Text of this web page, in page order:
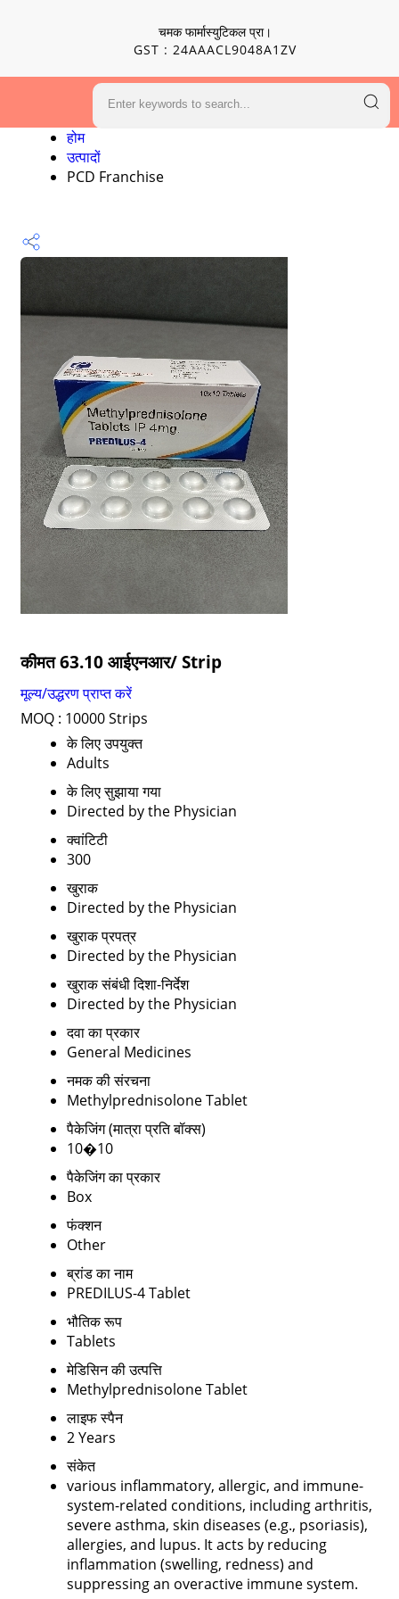
चमक फार्मास्युटिकल प्रा।
GST : 24AAACL9048A1ZV
होम
उत्पादों
PCD Franchise
कीमत 63.10 आईएनआर/ Strip
मूल्य/उद्धरण प्राप्त करें
MOQ : 10000 Strips
के लिए उपयुक्त
Adults
के लिए सुझाया गया
Directed by the Physician
क्वांटिटी
300
खुराक
Directed by the Physician
खुराक प्रपत्र
Directed by the Physician
खुराक संबंधी दिशा-निर्देश
Directed by the Physician
दवा का प्रकार
General Medicines
नमक की संरचना
Methylprednisolone Tablet
पैकेजिंग (मात्रा प्रति बॉक्स)
10�10
पैकेजिंग का प्रकार
Box
फंक्शन
Other
ब्रांड का नाम
PREDILUS-4 Tablet
भौतिक रूप
Tablets
मेडिसिन की उत्पत्ति
Methylprednisolone Tablet
लाइफ स्पैन
2 Years
संकेत
various inflammatory, allergic, and immune-
system-related conditions, including arthritis,
severe asthma, skin diseases (e.g., psoriasis),
allergies, and lupus. It acts by reducing
inflammation (swelling, redness) and
suppressing an overactive immune system.